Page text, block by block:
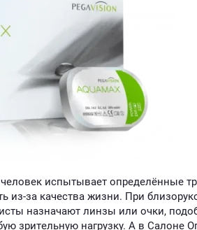
испытывает определённые
из-за качества жизни. При
назначают линзы или очки,
зрительную нагрузку. А в Салоне